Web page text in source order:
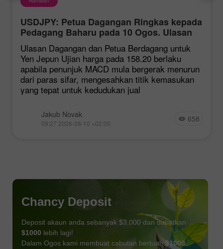
USDJPY: Petua Dagangan Ringkas kepada
Pedagang Baharu pada 10 Ogos. Ulasan
Dagangan Forex Semalam
Ulasan Dagangan dan Petua Berdagang untuk
Yen Jepun Ujian harga pada 158.20 berlaku
apabila penunjuk MACD mula bergerak menurun
dari paras sifar, mengesahkan titik kemasukan
yang tepat untuk kedudukan jual
Jakub Novak
09:27 2026-08-10 +02:00 658
Chancy Deposit
Deposit akaun anda sebanyak $3,000 dan dapatkan
$1000 lebih lagi!
Dalam Ogos kami membuat cabutan bertuah$1000